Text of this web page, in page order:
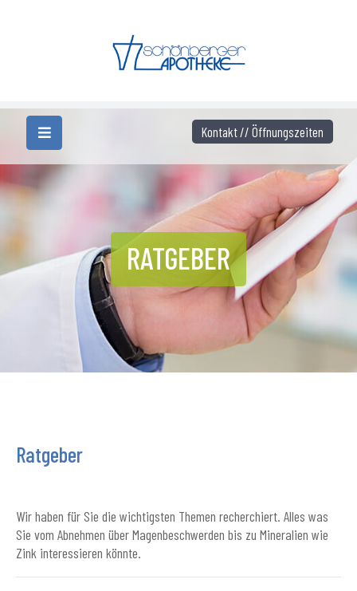
RATGEBER
Ratgeber
Wir haben für Sie die wichtigsten Themen recherchiert. Alles was
Sie vom Abnehmen über Magenbeschwerden bis zu Mineralien wie
Zink interessieren könnte.
Kontakt // Öffnungszeiten